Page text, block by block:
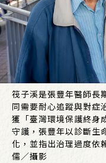
筏子溪是張豐年醫師長
同需要耐心追蹤與對症
獲「臺灣環境保護終身
守護，張豐年以診斷生
化，並指出治理過度依
儒／攝影